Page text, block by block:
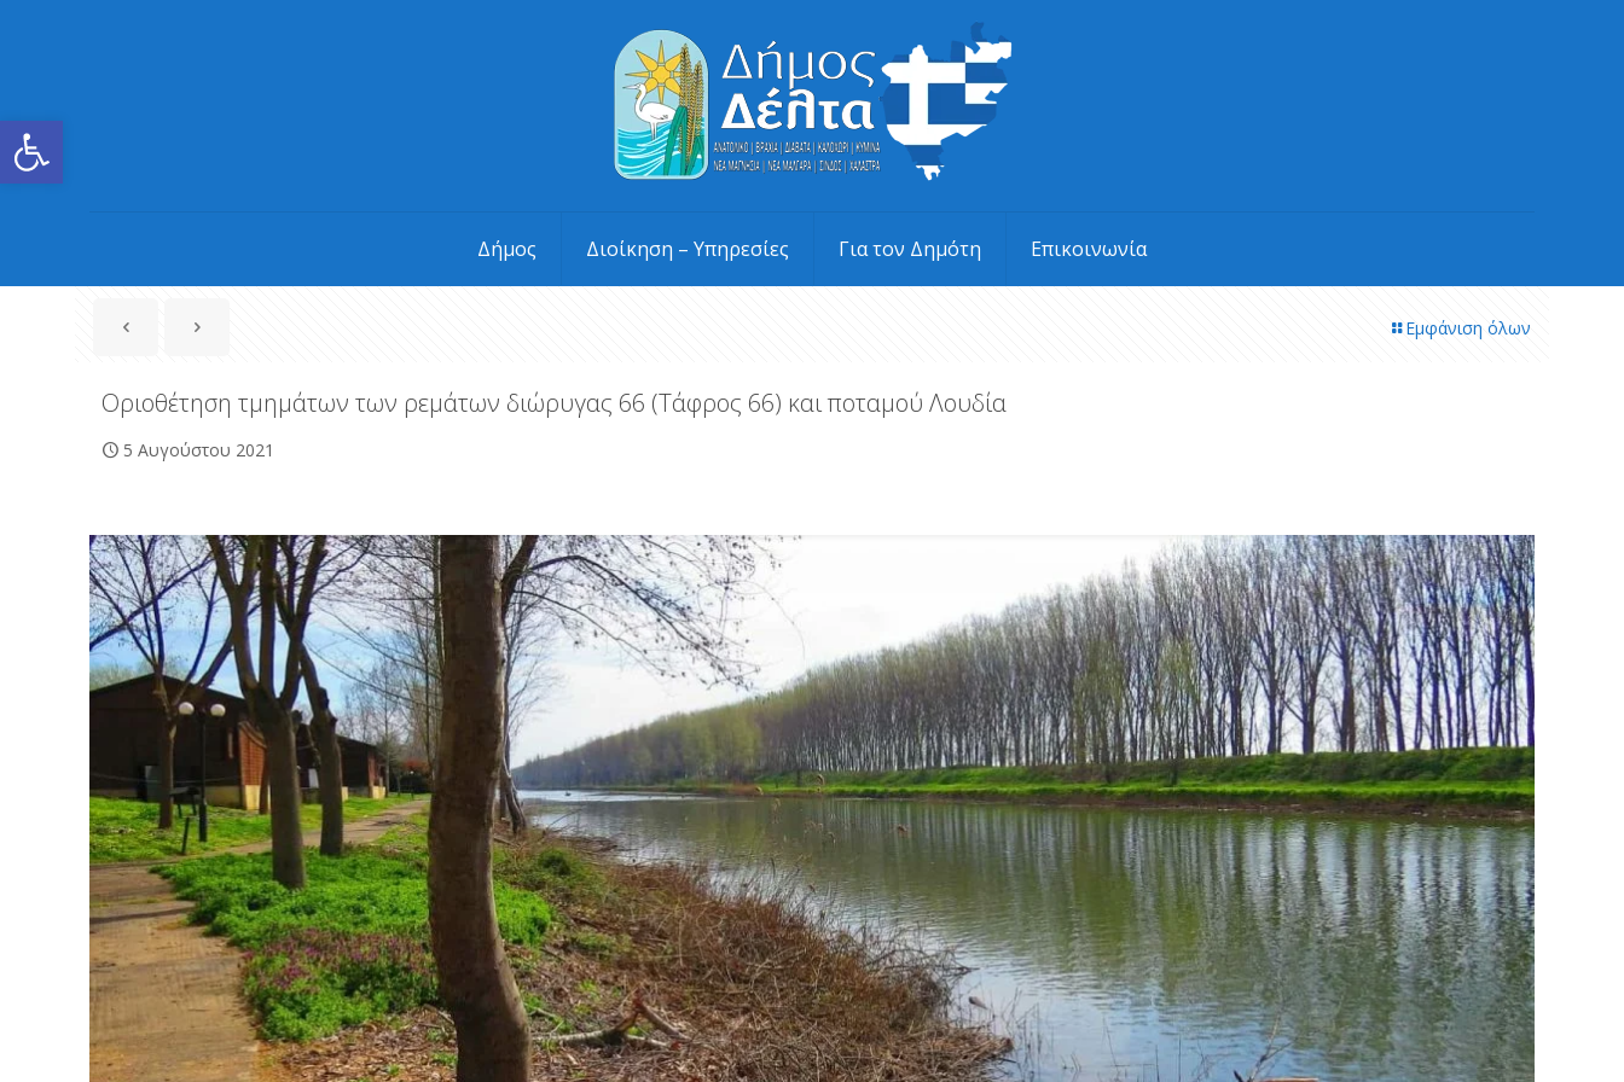
Ανοίξτε τη γραμμή εργαλείων
Δήμος Διοίκηση – Υπηρεσίες Για τον Δημότη Επικοινωνία
Εμφάνιση όλων
Οριοθέτηση τμημάτων των ρεμάτων διώρυγας 66 (Τάφρος 66) και ποταμού Λουδία
5 Αυγούστου 2021